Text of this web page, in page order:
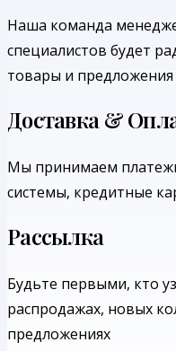
Наша команда
специалистов будет
товары и предложения
Доставка &
Мы принимаем
системы, кредитные
Рассылка
Будьте первыми, кто
распродажах, новых
предложениях